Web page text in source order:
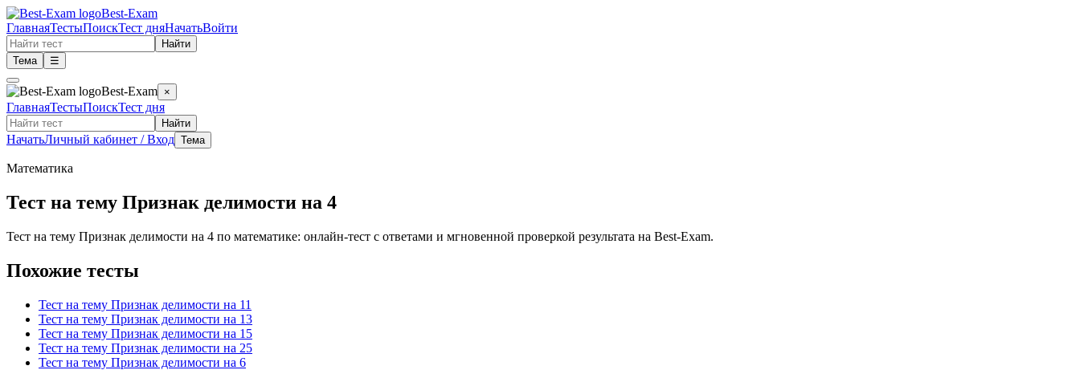
Best-Exam
ГлавнаяТестыПоискТест дняНачатьВойти
Найти
Тема
☰
Best-Exam ×
ГлавнаяТестыПоискТест дня
Найти
НачатьЛичный кабинет / Вход Тема
Математика
Тест на тему Признак делимости на 4
Тест на тему Признак делимости на 4 по математике: онлайн-тест с ответами и мгновенной проверкой результата на Best-Exam.
Похожие тесты
Тест на тему Признак делимости на 11
Тест на тему Признак делимости на 13
Тест на тему Признак делимости на 15
Тест на тему Признак делимости на 25
Тест на тему Признак делимости на 6